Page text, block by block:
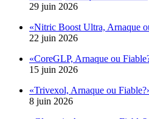
«Nitric Boost Ultra, Arnaque
«CoreGLP, Arnaque ou
«Trivexol, Arnaque ou Fiable?»
«Glucavit, Arnaque ou Fiable?»